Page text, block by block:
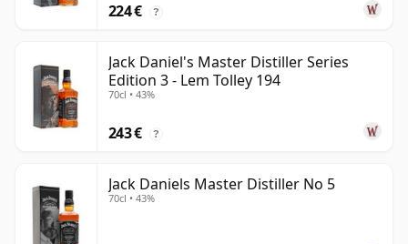
224 € ?
Jack Daniel's Master Distiller Series
Edition 3 - Lem Tolley 194
70cl • 43%
243 € ?
Jack Daniels Master Distiller No 5
70cl • 43%